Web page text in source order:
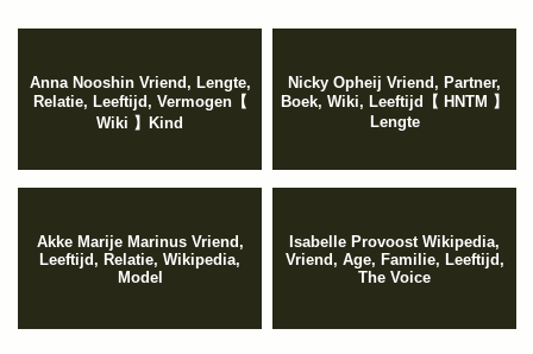
Anna Nooshin Vriend, Lengte,
Relatie, Leeftijd, Vermogen【
Wiki 】Kind
Nicky Opheij Vriend, Partner,
Boek, Wiki, Leeftijd【 HNTM 】
Lengte
Akke Marije Marinus Vriend,
Leeftijd, Relatie, Wikipedia,
Model
Isabelle Provoost Wikipedia,
Vriend, Age, Familie, Leeftijd,
The Voice